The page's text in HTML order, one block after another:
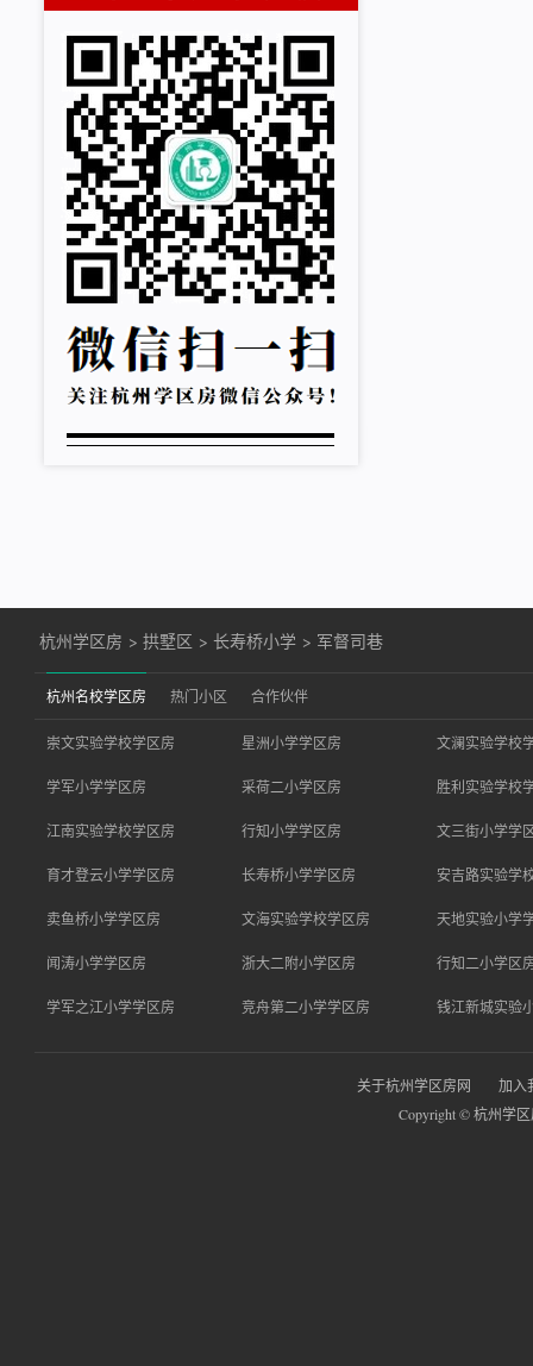
杭州学区房 >拱墅区 >长寿桥小学 > 军督司巷
杭州名校学区房 热门小区 合作伙伴
崇文实验学校学区房 星洲小学学区房 文澜实验学校
学军小学学区房 采荷二小学区房 胜利实验学校
江南实验学校学区房 行知小学学区房 文三街小学学
育才登云小学学区房 长寿桥小学学区房 安吉路实验学
卖鱼桥小学学区房 文海实验学校学区房 天地实验小学
闻涛小学学区房 浙大二附小学区房 行知二小学区
学军之江小学学区房 竞舟第二小学学区房 钱江新城实验
关于杭州学区房网
加入
Copyright © 杭州学